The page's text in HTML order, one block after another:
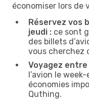
économiser lors de
Réservez vos
jeudi : ce sont
des billets
vous cherchez
Voyagez entre
l’avion le
économies
Quthing.